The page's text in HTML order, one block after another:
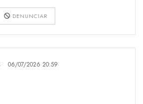
DENUNCIAR
06/07/2026 20:59